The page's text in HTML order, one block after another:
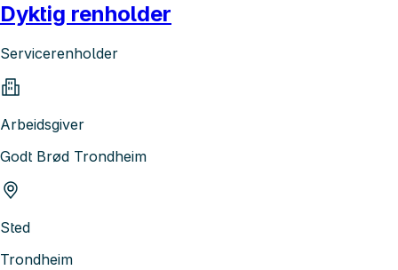
Dyktig renholder
Servicerenholder
Arbeidsgiver
Godt Brød Trondheim
Sted
Trondheim